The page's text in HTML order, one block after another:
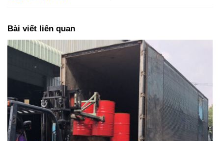
Bài viết liên quan